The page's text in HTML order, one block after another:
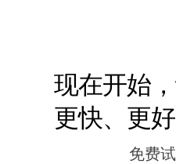
现在开始
更快、更
免费